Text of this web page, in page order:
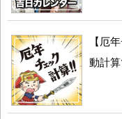
【厄
動計